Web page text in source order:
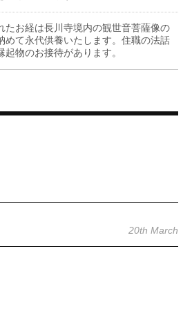
たお経は長川寺境内の観世音菩薩像の
めて永代供養いたします。住職の法話
起物のお接待があります。
20th March